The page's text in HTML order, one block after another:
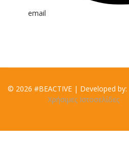
email
© 2026 #BEACTIVE | Developed by:
Χρήσιμες Ιστοσελίδες